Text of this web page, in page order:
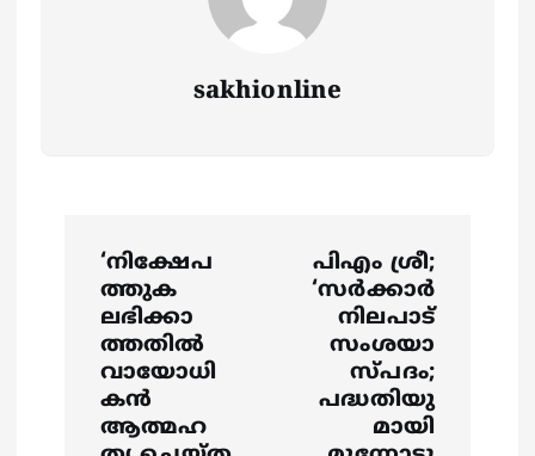
sakhionline
‘നിക്ഷേപ
ത്തുക
ലഭിക്കാ
ത്തതിൽ
വായോധി
കൻ
ആത്മഹ
പിഎം ശ്രീ;
‘സര്‍ക്കാര്‍
നിലപാട്
സംശയാ
സ്പദം;
പദ്ധതിയു
മായി